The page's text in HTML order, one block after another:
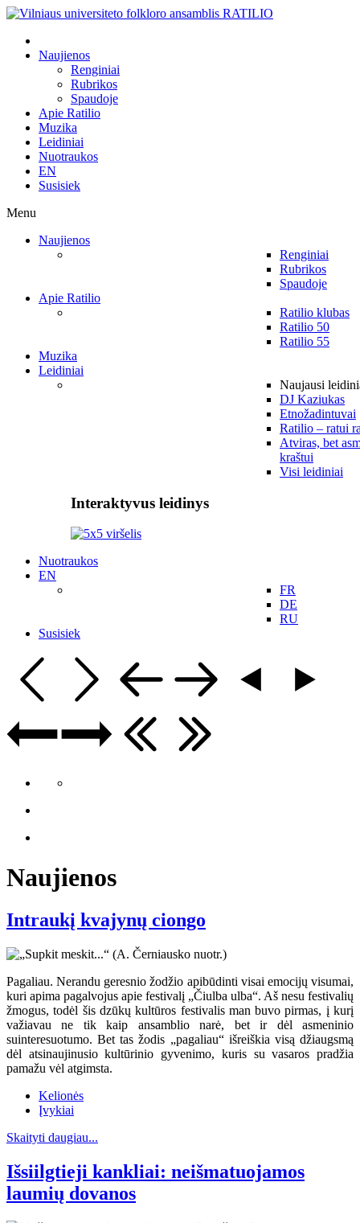
Naujienos
Renginiai
Rubrikos
Spaudoje
Apie Ratilio
Muzika
Leidiniai
Nuotraukos
EN
Susisiek
Menu
Naujienos
Renginiai
Rubrikos
Spaudoje
Apie Ratilio
Ratilio klubas
Ratilio 50
Ratilio 55
Muzika
Leidiniai
Naujausi
DJ Kaziukas
Etnožadintuvai
Ratilio – ratui
Atviras, bet
kraštui
Visi leidiniai
Interaktyvus leidinys
Nuotraukos
EN
FR
DE
RU
Susisiek
Naujienos
Intraukį kvajynų ciongo
Pagaliau. Nerandu geresnio žodžio apibūdinti visai emocijų visumai,
kuri apima pagalvojus apie festivalį „Čiulba ulba“. Aš nesu festivalių
žmogus, todėl šis dzūkų kultūros festivalis man buvo pirmas, į kurį
važiavau ne tik kaip ansamblio narė, bet ir dėl asmeninio
suinteresuotumo. Bet tas žodis „pagaliau“ išreiškia visą džiaugsmą
dėl atsinaujinusio kultūrinio gyvenimo, kuris su vasaros pradžia
pamažu vėl atgimsta.
Kelionės
Įvykiai
Skaityti daugiau...
Išsiilgtieji kankliai: neišmatuojamos
laumių dovanos